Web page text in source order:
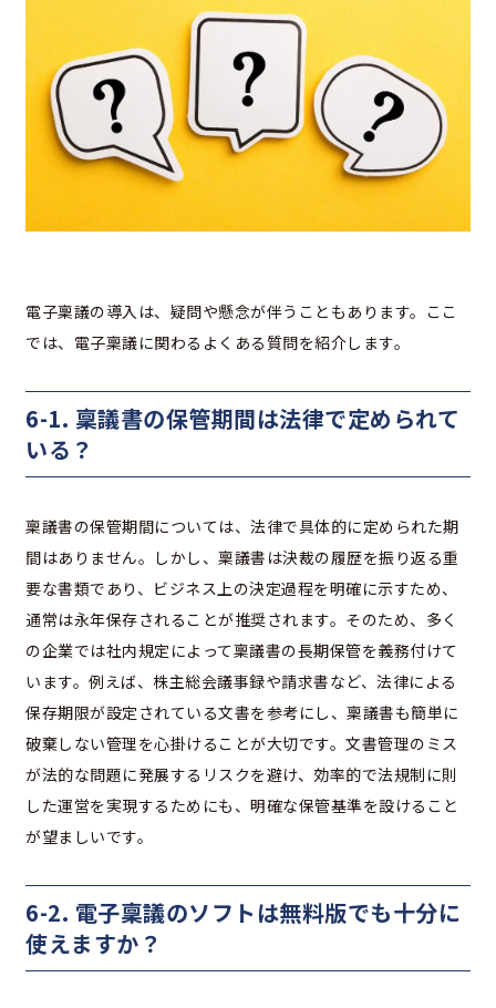
電子稟議の導入は、疑問や懸念が伴うこともあります。ここ
では、電子稟議に関わるよくある質問を紹介します。
6-1. 稟議書の保管期間は法律で定められて
いる？
稟議書の保管期間については、法律で具体的に定められた期
間はありません。しかし、稟議書は決裁の履歴を振り返る重
要な書類であり、ビジネス上の決定過程を明確に示すため、
通常は永年保存されることが推奨されます。そのため、多く
の企業では社内規定によって稟議書の長期保管を義務付けて
います。例えば、株主総会議事録や請求書など、法律による
保存期限が設定されている文書を参考にし、稟議書も簡単に
破棄しない管理を心掛けることが大切です。文書管理のミス
が法的な問題に発展するリスクを避け、効率的で法規制に則
した運営を実現するためにも、明確な保管基準を設けること
が望ましいです。
6-2. 電子稟議のソフトは無料版でも十分に
使えますか？